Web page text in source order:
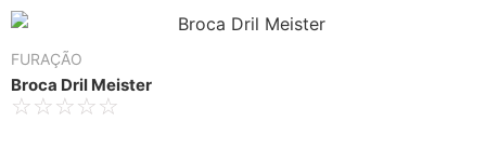
FURAÇÃO
Broca Dril Meister
☆☆☆☆☆